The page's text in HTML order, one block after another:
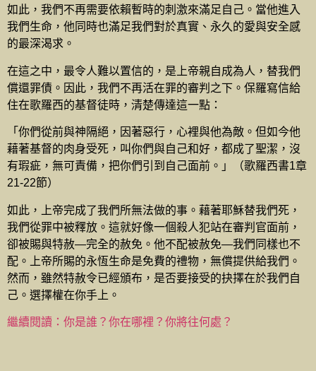
如此，我們不再需要依賴暫時的刺激來滿足自己。當他進入
我們生命，他同時也滿足我們對於真實、永久的愛與安全感
的最深渴求。
在這之中，最令人難以置信的，是上帝親自成為人，替我們
償還罪債。因此，我們不再活在罪的審判之下。保羅寫信給
住在歌羅西的基督徒時，清楚傳達這一點：
「你們從前與神隔絕，因著惡行，心裡與他為敵。但如今他
藉著基督的肉身受死，叫你們與自己和好，都成了聖潔，沒
有瑕疵，無可責備，把你們引到自己面前。」（歌羅西書1章
21-22節）
如此，上帝完成了我們所無法做的事。藉著耶穌替我們死，
我們從罪中被釋放。這就好像一個殺人犯站在審判官面前，
卻被賜與特赦—完全的赦免。他不配被赦免—我們同樣也不
配。上帝所賜的永恆生命是免費的禮物，無償提供給我們。
然而，雖然特赦令已經頒布，是否要接受的抉擇在於我們自
己。選擇權在你手上。
繼續閱讀：你是誰？你在哪裡？你將往何處？